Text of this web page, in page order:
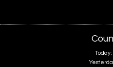
Today: